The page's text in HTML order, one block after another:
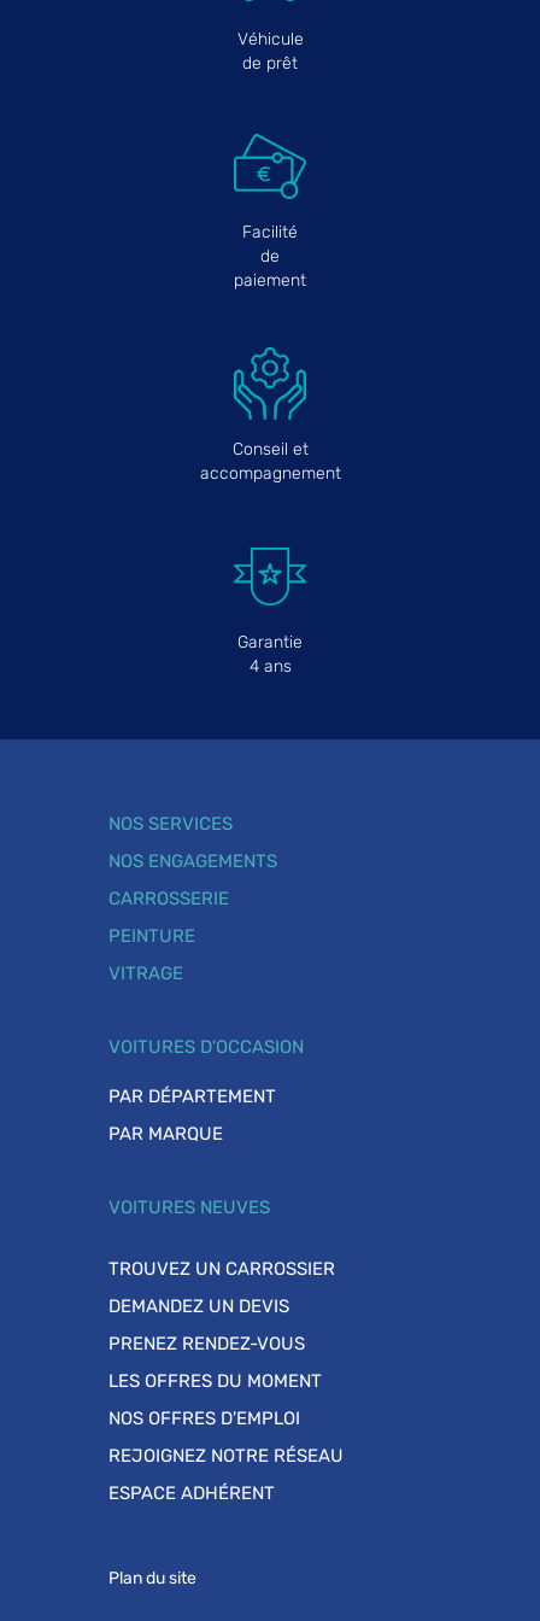
Véhicule
de prêt
Facilité
de
paiement
Conseil et
accompagnement
Garantie
4 ans
NOS SERVICES
NOS ENGAGEMENTS
CARROSSERIE
PEINTURE
VITRAGE
VOITURES D'OCCASION
PAR DÉPARTEMENT
PAR MARQUE
VOITURES NEUVES
TROUVEZ UN CARROSSIER
DEMANDEZ UN DEVIS
PRENEZ RENDEZ-VOUS
LES OFFRES DU MOMENT
NOS OFFRES D'EMPLOI
REJOIGNEZ NOTRE RÉSEAU
ESPACE ADHÉRENT
Plan du site